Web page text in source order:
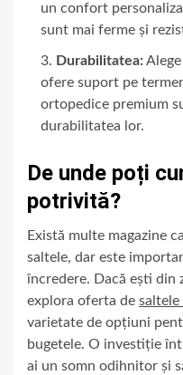
un confort
sunt mai ferme și
Durabilitatea:
ofere suport pe
ortopedice premium
durabilitatea lor.
De unde poți
potrivită?
Există multe magazine
saltele, dar este
încredere. Dacă ești din
explora oferta de saltele
varietate de opțiuni
bugetele. O investiție
ai un somn odihnitor și